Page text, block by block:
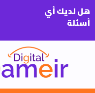
هل لديك أي
أسئلة